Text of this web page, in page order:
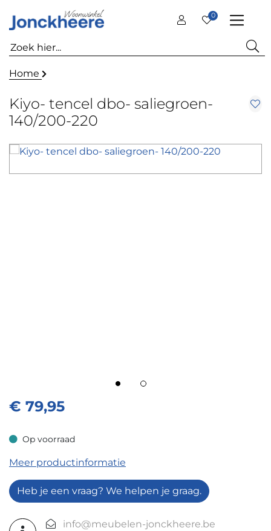
0
Home
Kiyo- tencel dbo- saliegroen-
140/200-220
€ 79,95
Op voorraad
Op voorraad
Meer productinformatie
Heb je een vraag? We helpen je graag.
info@meubelen-jonckheere.be